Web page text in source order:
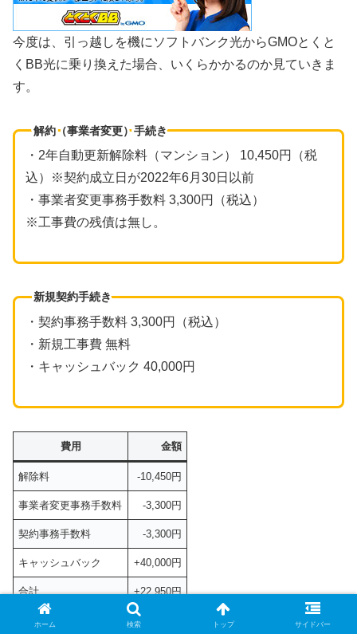
今度は、引っ越しを機にソフトバンク光からGMOとくと
くBB光に乗り換えた場合、いくらかかるのか見ていきま
す。
解約（事業者変更）手続き
・2年自動更新解除料（マンション） 10,450円（税
込）※契約成立日が2022年6月30日以前
・事業者変更事務手数料 3,300円（税込）
※工事費の残債は無し。
新規契約手続き
・契約事務手数料 3,300円（税込）
・新規工事費 無料
・キャッシュバック 40,000円
費用 金額
解除料 -10,450円
事業者変更事務手数料 -3,300円
契約事務手数料 -3,300円
キャッシュバック +40,000円
合計 +22,950円
【乗り換え】の場合の費用 ※2023年7月5日
ホーム 検索 トップ サイドバー